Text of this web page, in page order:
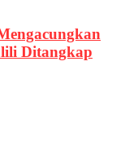
Ditangkap